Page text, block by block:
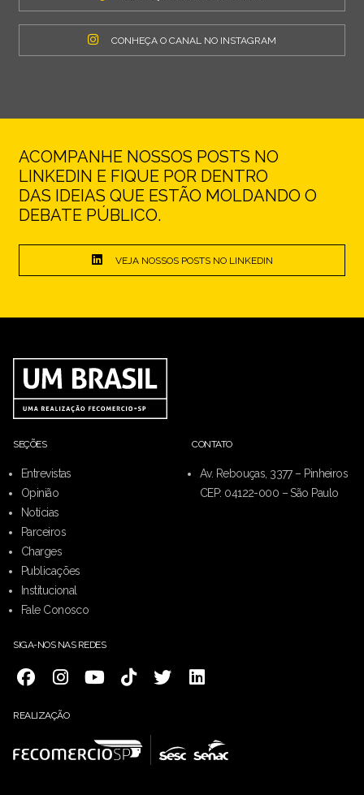
CONHEÇA O CANAL NO INSTAGRAM
ACOMPANHE NOSSOS POSTS NO
LINKEDIN E FIQUE POR DENTRO
DAS IDEIAS QUE ESTÃO MOLDANDO O
DEBATE PÚBLICO.
VEJA NOSSOS POSTS NO LINKEDIN
SEÇÕES
Entrevistas
Opinião
Notícias
Parceiros
Charges
Publicações
Institucional
Fale Conosco
CONTATO
Av. Rebouças, 3377 – Pinheiros
CEP: 04122-000 – São Paulo
SIGA-NOS NAS REDES
REALIZAÇÃO